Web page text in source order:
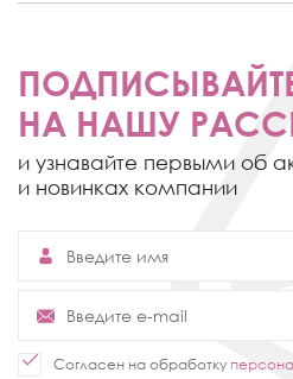
НА НАШУ
и узнавайте первыми об
и новинках компании
Согласен на обработку